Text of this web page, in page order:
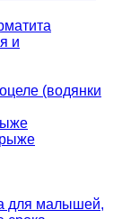
и
(водянки
для малышей,